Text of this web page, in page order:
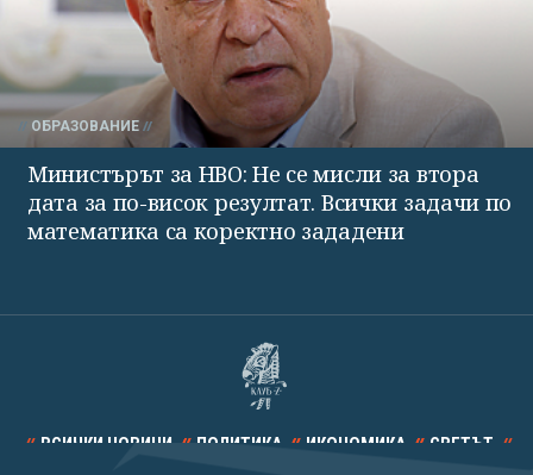
ОБРАЗОВАНИЕ
Министърът за НВО: Не се мисли за втора
дата за по-висок резултат. Всички задачи по
математика са коректно зададени
ВСИЧКИ НОВИНИ ПОЛИТИКА ИКОНОМИКА СВЕТЪТ